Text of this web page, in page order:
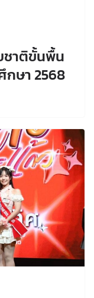
ชาติขั้นพื้น
กษา 2568